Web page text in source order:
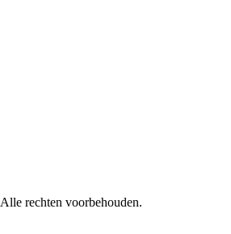
Alle rechten voorbehouden.